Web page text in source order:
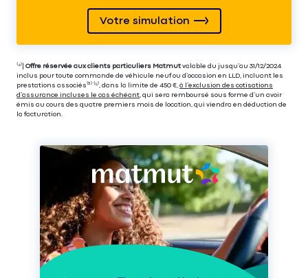
Votre simulation
⁽⁴⁾| Offre réservée aux clients particuliers Matmut valable du jusqu’au 31/12/2024
inclus pour toute commande de véhicule neuf ou d’occasion en LLD, incluant les
prestations associés⁽³⁾ ⁽⁵⁾, dans la limite de 450 €, à l’exclusion des cotisations
d’assurance incluses le cas échéant, qui sera remboursé sous forme d’un avoir
émis au cours des quatre premiers mois de location, qui viendra en déduction de
la facturation.